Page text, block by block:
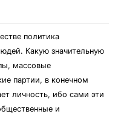
политика
Какую значительную
массовые
партии, в конечном
личность, ибо сами эти
и